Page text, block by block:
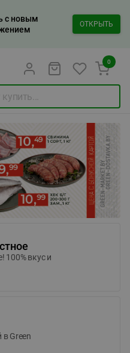
с новым
ОТКРЫТЬ
0
100% вкус и
Green